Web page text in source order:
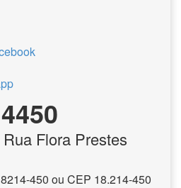
Rua Flora Prestes
450 ou CEP 18.214-450